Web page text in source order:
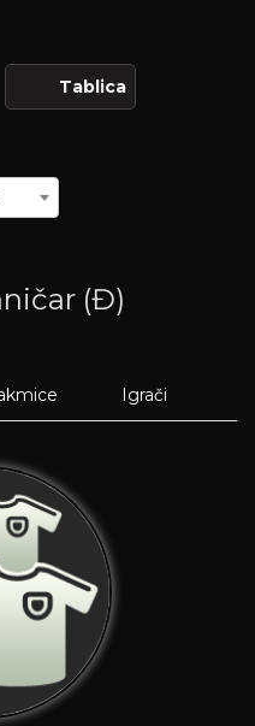
Tablica
(Đ)
Igrači